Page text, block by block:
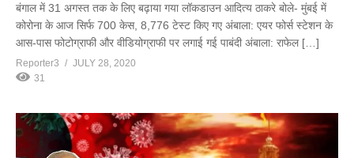
बंगाल में 31 अगस्त तक के लिए बढ़ाया गया लॉकडाउन आदित्य ठाकरे बोले- मुंबई में
कोरोना के आज सिर्फ 700 केस, 8,776 टेस्ट किए गए अंबाला: एयर फोर्स स्टेशन के
आस-पास फोटोग्राफी और वीडियोग्राफी पर लगाई गई पाबंदी अंबाला: राफेल […]
Reporter3
JULY 28, 2020
31